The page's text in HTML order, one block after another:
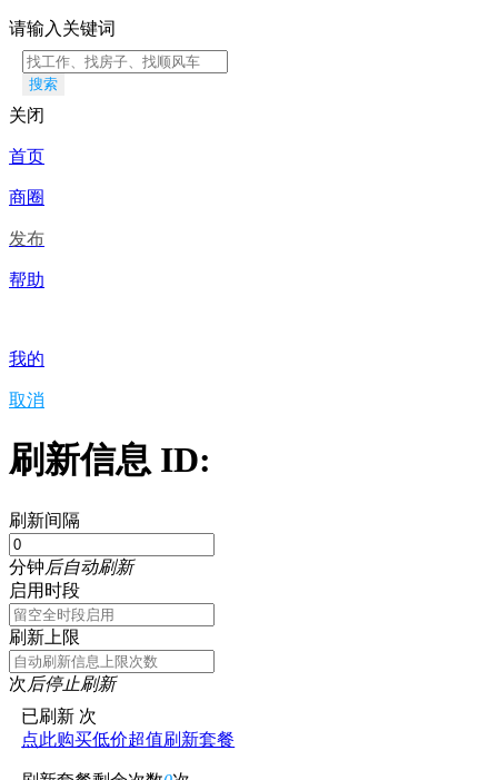
请输入关键词
搜索
关闭
首页
商圈
发布
帮助
我的
取消
刷新信息 ID:
刷新间隔
分钟后自动刷新
启用时段
刷新上限
次后停止刷新
已刷新 次
点此购买低价超值刷新套餐